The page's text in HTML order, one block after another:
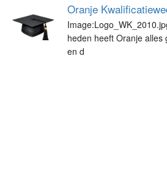
Oranje
heden heeft Oranje alles
en d